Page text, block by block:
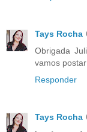
Tays Rocha
Obrigada
vamos
Responder
Tays Rocha